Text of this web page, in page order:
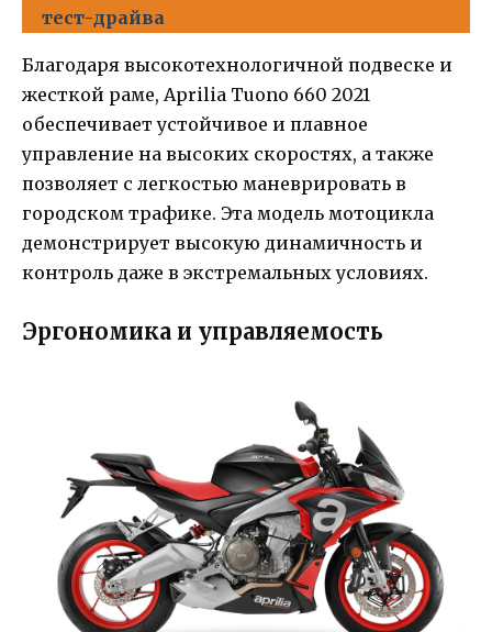
тест-драйва
Благодаря высокотехнологичной подвеске и
жесткой раме, Aprilia Tuono 660 2021
обеспечивает устойчивое и плавное
управление на высоких скоростях, а также
позволяет с легкостью маневрировать в
городском трафике. Эта модель мотоцикла
демонстрирует высокую динамичность и
контроль даже в экстремальных условиях.
Эргономика и управляемость